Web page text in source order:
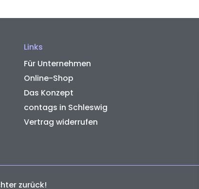
Links
Für Unternehmen
Online-Shop
Das Konzept
contags in Schleswig
Vertrag widerrufen
zurück!